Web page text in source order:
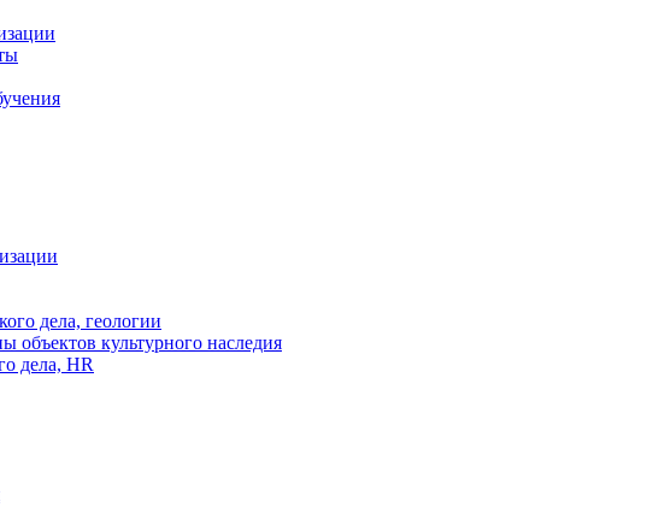
дела, геологии
объектов культурного наследия
дела, HR